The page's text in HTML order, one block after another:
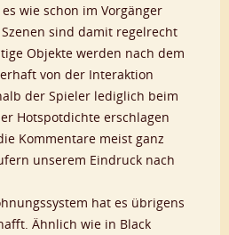
wie schon im Vorgänger
sind damit regelrecht
Objekte werden nach dem
von der Interaktion
der Spieler lediglich beim
Hotspotdichte erschlagen
Kommentare meist ganz
unserem Eindruck nach
hat es übrigens
Ähnlich wie in Black